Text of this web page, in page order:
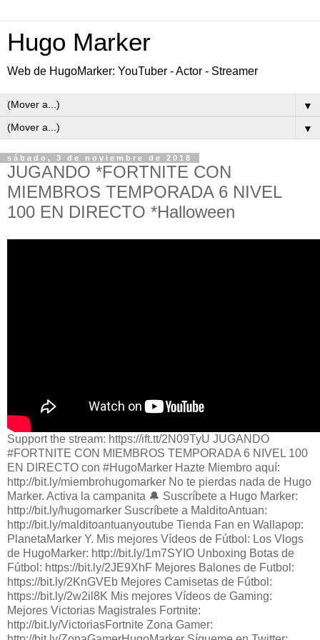
Hugo Marker
Web de HugoMarker: YouTuber - Actor - Streamer
▼
▼
sábado, 3 de noviembre de 2018
JUGANDO *FORTNITE CON
MIEMBROS TEMPORADA 6 NIVEL
100 EN DIRECTO *Halloween
Support the stream: https://ift.tt/2N09TyU JUGANDO
#FORTNITE CON MIEMBROS TEMPORADA 6 NIVEL 100
EN DIRECTO con #HugoMarker Hazte Miembro aquí:
http://bit.ly/miembrohugomarker No te pierdas nada de Hugo
Marker. Activa la campanita 🔔 Suscríbete a Hugo Marker:
http://bit.ly/hugomarker Suscríbete a MalditoAntuan:
http://bit.ly/malditoantuanyoutube Tienda Fan en Wallapop:
PlanetaMarker Y. Mis mejores Vídeos de Fútbol: Los Vlogs
de HugoMarker: http://bit.ly/1m7SYIO Unboxing Botas de
Fútbol: https://bit.ly/2JE9XhF Mejores Balones de Futbol:
https://bit.ly/2KnGVEb Mejores Camisetas de Fútbol:
https://bit.ly/2w2il8K Mis mejores Vídeos de Gaming:
Mejores Victorias Magistrales Fortnite:
http://bit.ly/VictoriasFortnite Zona Gamer: